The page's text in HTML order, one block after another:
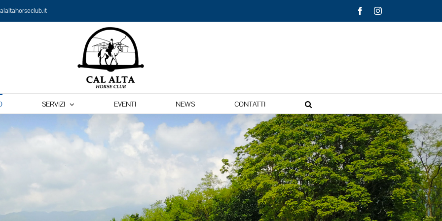
FacebookInstagram
SERVIZI EVENTI NEWS CONTATTI